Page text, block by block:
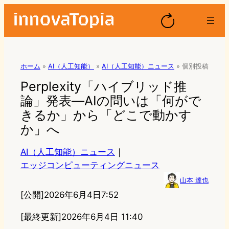
ホーム » AI（人工知能） » AI（人工知能）ニュース » 個別投稿
Perplexity「ハイブリッド推
論」発表—AIの問いは「何がで
きるか」から「どこで動かす
か」へ
AI（人工知能）ニュース ｜
エッジコンピューティングニュース
山本 達也
[公開]2026年6月4日7:52
[最終更新]2026年6月4日 11:40